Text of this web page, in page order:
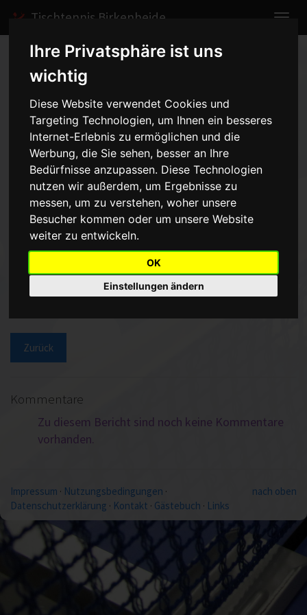
Ihre Privatsphäre ist uns
wichtig
Diese Website verwendet Cookies und
Targeting Technologien, um Ihnen ein besseres
Internet-Erlebnis zu ermöglichen und die
Werbung, die Sie sehen, besser an Ihre
Bedürfnisse anzupassen. Diese Technologien
nutzen wir außerdem, um Ergebnisse zu
messen, um zu verstehen, woher unsere
Besucher kommen oder um unsere Website
weiter zu entwickeln.
OK
Einstellungen ändern
Tischtennis Birkenheide
Home Spiele 2006/2007
Schülerinnen II
Spielbericht anzeigen
TSG Zellertal I -
Schülerinnen II - 1:6vom
24.02.2007 15:00 Uhr
Den dritten 6:1 Sieg in Folge landeten unsere Kleinsten durch eine
gegenüber dem 5:5 aus der Vorrunde, noch ein Sieg gegen Kibo
und ihr habt einen sensationellen 3.Platz. Ich kann wirklich nur
sagen:"Macht weiter so".Die Punkte:Hörchner/Dammbrück 1,
Zurück
Kommentare
Zu diesem Bericht sind noch keine Kommentare
vorhanden.
nach oben
Impressum · Nutzungsbedingungen ·
Datenschutzerklärung · Kontakt · Gästebuch · Links